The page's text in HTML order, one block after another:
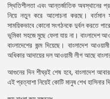
স্থিতিশীলতা এবং আন্তর্জাতিক অবস্থানের
নিয়ে নতুন করে আলোচনা করছে। বর্তমান
সাময়িকভাবে কোনো সংগঠনকে দুর্বল করতে
ভূমিকা সহজে মুছে ফেলা যায় না। বাংলাদেশ
বাংলাদেশের জন্ম দিয়েছে। বাংলাদেশ
অধিকার আদায়ের দল আওয়ামী লীগ আছে
আগুনের দিন শীঘ্রই শেষ হবে, বাংলাদেশ
এই প্রত্যাশা নিয়েই কোটি মানুষ শেখ হাসিনার